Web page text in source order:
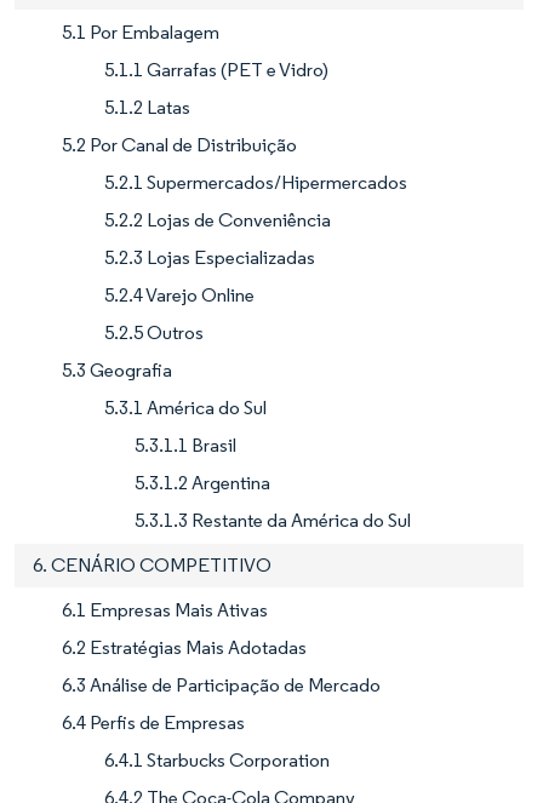
5.1 Por Embalagem
5.1.1 Garrafas (PET e Vidro)
5.1.2 Latas
5.2 Por Canal de Distribuição
5.2.1 Supermercados/Hipermercados
5.2.2 Lojas de Conveniência
5.2.3 Lojas Especializadas
5.2.4 Varejo Online
5.2.5 Outros
5.3 Geografia
5.3.1 América do Sul
5.3.1.1 Brasil
5.3.1.2 Argentina
5.3.1.3 Restante da América do Sul
6. CENÁRIO COMPETITIVO
6.1 Empresas Mais Ativas
6.2 Estratégias Mais Adotadas
6.3 Análise de Participação de Mercado
6.4 Perfis de Empresas
6.4.1 Starbucks Corporation
6.4.2 The Coca-Cola Company